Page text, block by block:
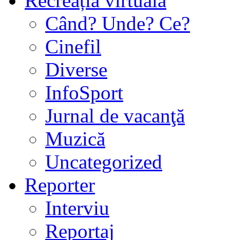
Când? Unde? Ce?
Cinefil
Diverse
InfoSport
Jurnal de vacanţă
Muzică
Uncategorized
Reporter
Interviu
Reportaj